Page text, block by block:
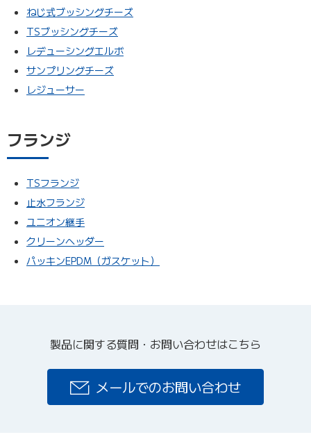
ねじ式ブッシングチーズ
TSブッシングチーズ
レデューシングエルボ
サンプリングチーズ
レジューサー
フランジ
TSフランジ
止水フランジ
ユニオン継手
クリーンヘッダー
パッキンEPDM（ガスケット）
製品に関する質問・お問い合わせはこちら
メールでのお問い合わせ